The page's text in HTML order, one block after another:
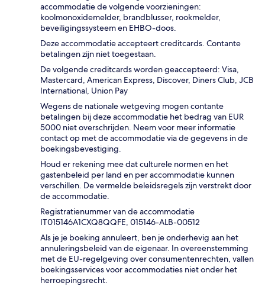
accommodatie de volgende voorzieningen:
koolmonoxidemelder, brandblusser, rookmelder,
beveiligingssysteem en EHBO-doos.
Deze accommodatie accepteert creditcards. Contante
betalingen zijn niet toegestaan.
De volgende creditcards worden geaccepteerd: Visa,
Mastercard, American Express, Discover, Diners Club, JCB
International, Union Pay
Wegens de nationale wetgeving mogen contante
betalingen bij deze accommodatie het bedrag van EUR
5000 niet overschrijden. Neem voor meer informatie
contact op met de accommodatie via de gegevens in de
boekingsbevestiging.
Houd er rekening mee dat culturele normen en het
gastenbeleid per land en per accommodatie kunnen
verschillen. De vermelde beleidsregels zijn verstrekt door
de accommodatie.
Registratienummer van de accommodatie
IT015146A1CXQ8QQFE, 015146-ALB-00512
Als je je boeking annuleert, ben je onderhevig aan het
annuleringsbeleid van de eigenaar. In overeenstemming
met de EU-regelgeving over consumentenrechten, vallen
boekingsservices voor accommodaties niet onder het
herroepingsrecht.